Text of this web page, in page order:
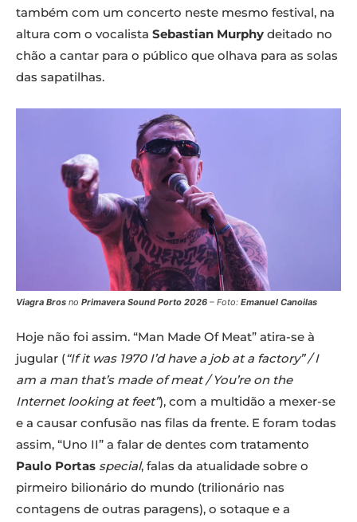
também com um concerto neste mesmo festival, na
altura com o vocalista Sebastian Murphy deitado no
chão a cantar para o público que olhava para as solas
das sapatilhas.
Viagra Bros no Primavera Sound Porto 2026 – Foto: Emanuel Canoilas
Hoje não foi assim. “Man Made Of Meat” atira-se à
jugular (“If it was 1970 I’d have a job at a factory” / I
am a man that’s made of meat / You’re on the
Internet looking at feet”), com a multidão a mexer-se
e a causar confusão nas filas da frente. E foram todas
assim, “Uno II” a falar de dentes com tratamento
Paulo Portas special, falas da atualidade sobre o
pirmeiro bilionário do mundo (trilionário nas
contagens de outras paragens), o sotaque e a